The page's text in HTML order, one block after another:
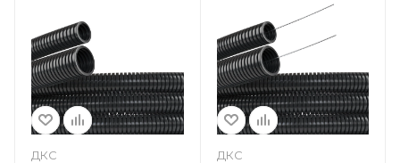
ДКС
ДКС